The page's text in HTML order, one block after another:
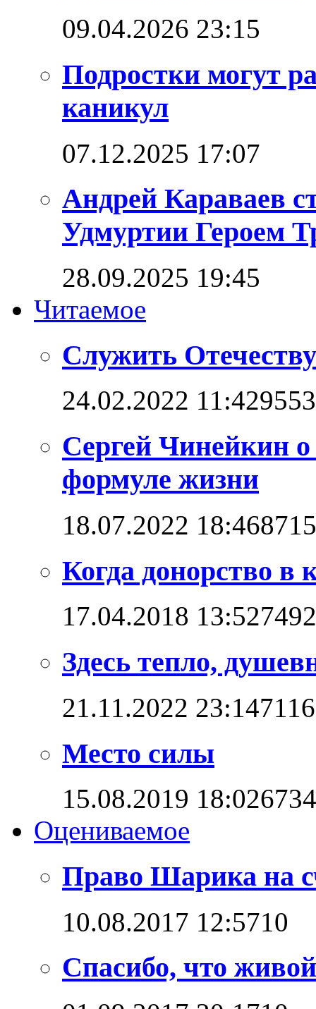
09.04.2026 23:15
Подростки могут
каникул
07.12.2025 17:07
Андрей Караваев
Удмуртии Героем
28.09.2025 19:45
Читаемое
Служить
24.02.2022 11:429553
Сергей Чинейкин о
формуле жизни
18.07.2022 18:468715
Когда донорство в
17.04.2018 13:527492
Здесь тепло,
21.11.2022 23:147116
Место силы
15.08.2019 18:026734
Оцениваемое
Право Шарика на
10.08.2017 12:5710
Спасибо, что живой